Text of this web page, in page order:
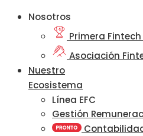
Nosotros
Primera
Asociación
Nuestro
Ecosistema
Línea EFC
Gestión